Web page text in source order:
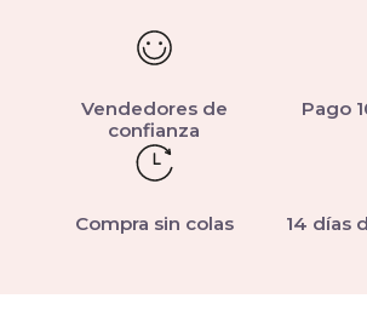
Vendedores de
confianza
Pago
Compra sin colas 14 días